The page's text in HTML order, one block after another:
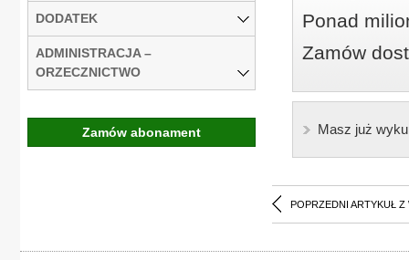
Ponad
Zamów
Masz już
POPRZEDNI ARTYKUŁ Z
DODATEK
ADMINISTRACJA –
ORZECZNICTWO
Zamów abonament